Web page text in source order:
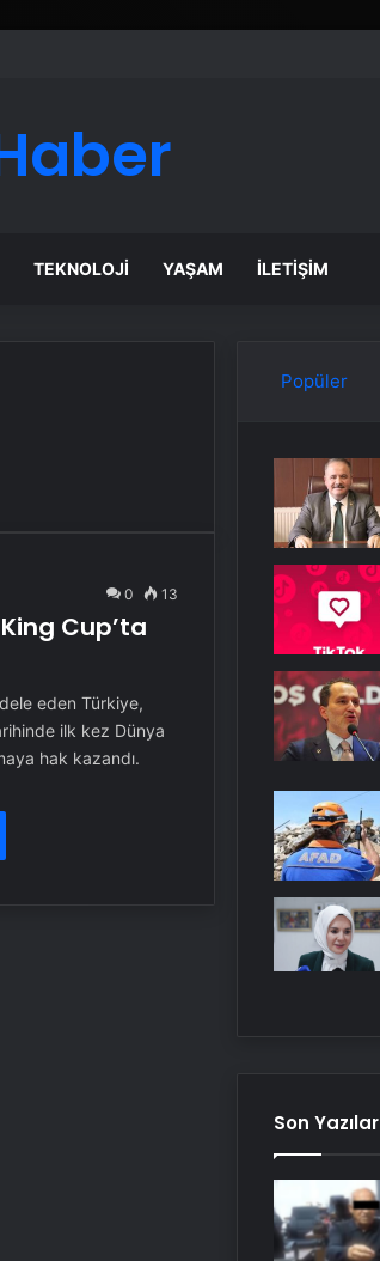
TEKNOLOJI YAŞAM İLETIŞIM
0 13
Cup’ta
eden Türkiye,
ilk kez Dünya
hak kazandı.
Popüler
Son Yazılar